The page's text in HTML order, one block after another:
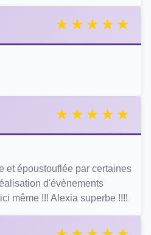
et époustouflée par certaines
d'évènements
même !!! Alexia superbe !!!!